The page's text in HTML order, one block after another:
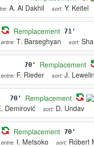
A. Al Dakhil sort: Y. Keitel
Remplacement 71'
entre: T. Barseghyan sort:
70' Remplacement
entre: F. Rieder sort: J.
70' Remplacement
Demirović sort: D. Undav
Remplacement 70'
entre: I. Metsoko sort: Róbert